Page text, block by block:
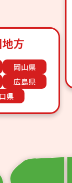
方
岡山県
広島県
県